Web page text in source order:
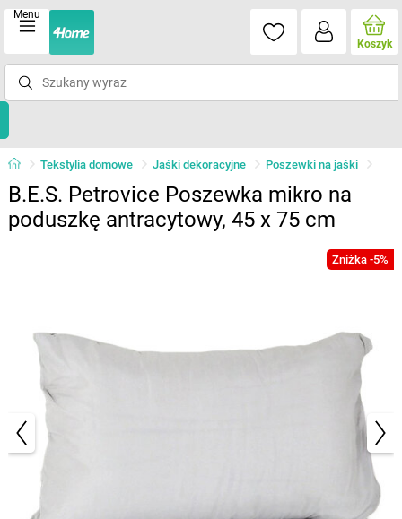
Menu
Koszyk
Tekstylia domowe Jaśki dekoracyjne Poszewki na jaśki
B.E.S. Petrovice Poszewka mikro na
poduszkę antracytowy, 45 x 75 cm
Zniżka -5%